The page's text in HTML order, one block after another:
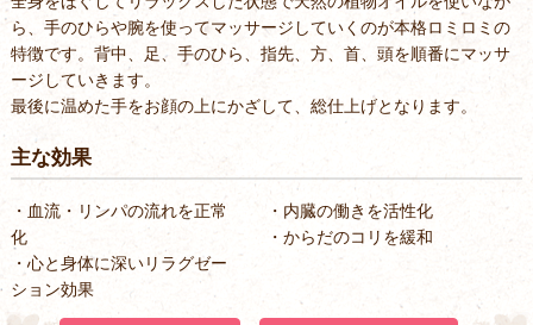
ら、手のひらや腕を使ってマッサージしていくのが本格ロミロミの
特徴です。背中、足、手のひら、指先、方、首、頭を順番にマッサ
ージしていきます。
最後に温めた手をお顔の上にかざして、総仕上げとなります。
主な効果
・血流・リンパの流れを正常
化
・内臓の働きを活性化
・からだのコリを緩和
・心と身体に深いリラグゼー
ション効果